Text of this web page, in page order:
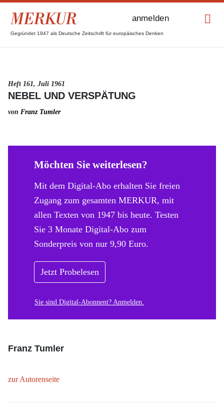
Gegründet 1947 als Deutsche Zeitschrift für europäisches Denken
anmelden
Heft 161, Juli 1961
NEBEL UND VERSPÄTUNG
von Franz Tumler
Möchten Sie weiterlesen?
Mit dem Digital-Abo erhalten Sie freien
Zugang zum gesamten MERKUR, mit
allen Texten von 1947 bis heute. Testen
Sie 3 Monate Digital-Abo zum
Sonderpreis von nur 9,90 Euro.
Jetzt Probelesen
Sie sind Digital-Abonnent? Anmelden.
Franz Tumler
zur Autorenseite